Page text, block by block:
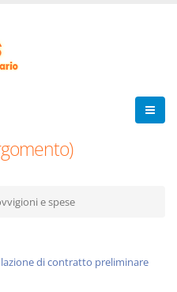
e spese
di contratto preliminare